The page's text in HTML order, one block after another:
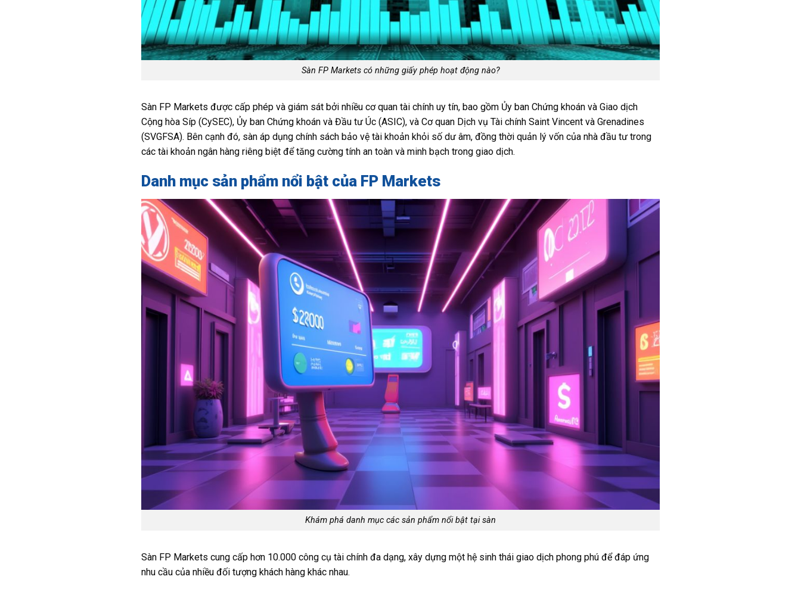
Sàn FP Markets có những giấy phép hoạt động nào?
Sàn FP Markets được cấp phép và giám sát bởi nhiều cơ quan tài chính uy tín, bao gồm Ủy ban Chứng khoán và Giao dịch
Cộng hòa Síp (CySEC), Ủy ban Chứng khoán và Đầu tư Úc (ASIC), và Cơ quan Dịch vụ Tài chính Saint Vincent và Grenadines
(SVGFSA). Bên cạnh đó, sàn áp dụng chính sách bảo vệ tài khoản khỏi số dư âm, đồng thời quản lý vốn của nhà đầu tư trong
các tài khoản ngân hàng riêng biệt để tăng cường tính an toàn và minh bạch trong giao dịch.
Danh mục sản phẩm nổi bật của FP Markets
Khám phá danh mục các sản phẩm nổi bật tại sàn
Sàn FP Markets cung cấp hơn 10.000 công cụ tài chính đa dạng, xây dựng một hệ sinh thái giao dịch phong phú để đáp ứng
nhu cầu của nhiều đối tượng khách hàng khác nhau.